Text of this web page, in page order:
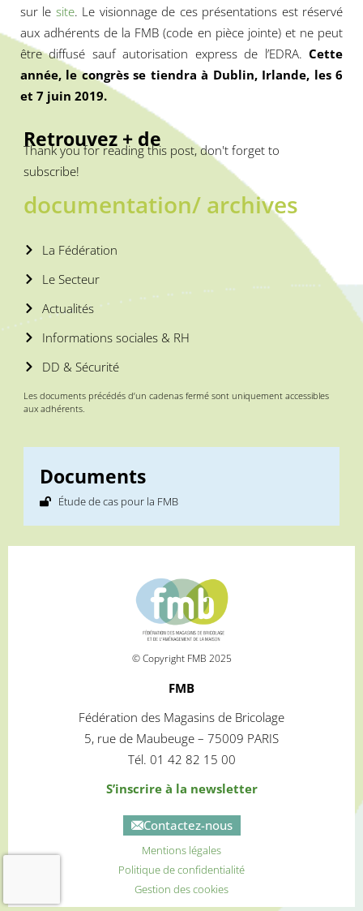
sur le site. Le visionnage de ces présentations est réservé
aux adhérents de la FMB (code en pièce jointe) et ne peut
être diffusé sauf autorisation express de l’EDRA. Cette
année, le congrès se tiendra à Dublin, Irlande, les 6
et 7 juin 2019.
Retrouvez + de
Thank you for reading this post, don't forget to
subscribe!
documentation/ archives
La Fédération
Le Secteur
Actualités
Informations sociales & RH
DD & Sécurité
Les documents précédés d’un cadenas fermé sont uniquement accessibles
aux adhérents.
Documents
Étude de cas pour la FMB
© Copyright FMB 2025
FMB
Fédération des Magasins de Bricolage
5, rue de Maubeuge – 75009 PARIS
Tél. 01 42 82 15 00
S’inscrire à la newsletter
Contactez-nous
Mentions légales
Politique de confidentialité
Gestion des cookies